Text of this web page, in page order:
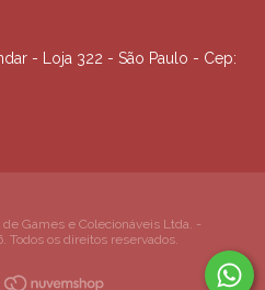
- Loja 322 - São Paulo - Cep:
Games e Colecionáveis Ltda. -
Todos os direitos reservados.